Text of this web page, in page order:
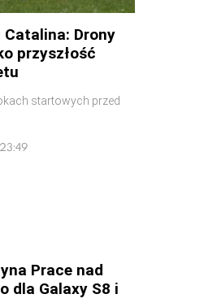
Drony
przyszłość
startowych przed
Prace nad
dla Galaxy S8 i